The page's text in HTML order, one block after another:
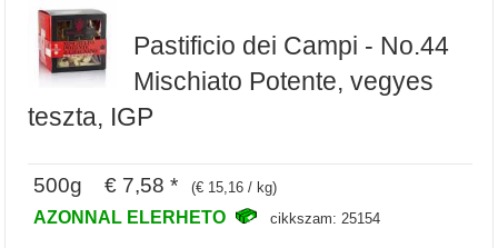
Pastificio dei Campi - No.44
Mischiato Potente, vegyes
teszta, IGP
500g € 7,58 * (€ 15,16 / kg)
AZONNAL ELERHETO cikkszam: 25154